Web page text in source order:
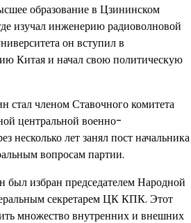
образование в Цзининском
изучал инженерию радиоволновой
он вступил в
Китая и начал свою политическую
членом Ставочного комитета
центральной военно-
несколько лет занял пост начальника
вопросам партии.
избран председателем Народной
секретарем ЦК КПК. Этот
множество внутренних и внешних